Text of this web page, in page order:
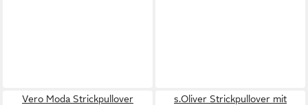
Vero Moda Strickpullover
s.Oliver Strickpullover mit